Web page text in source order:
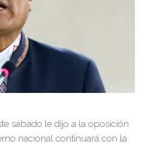
sábado le dijo a la oposición
nacional continuará con la